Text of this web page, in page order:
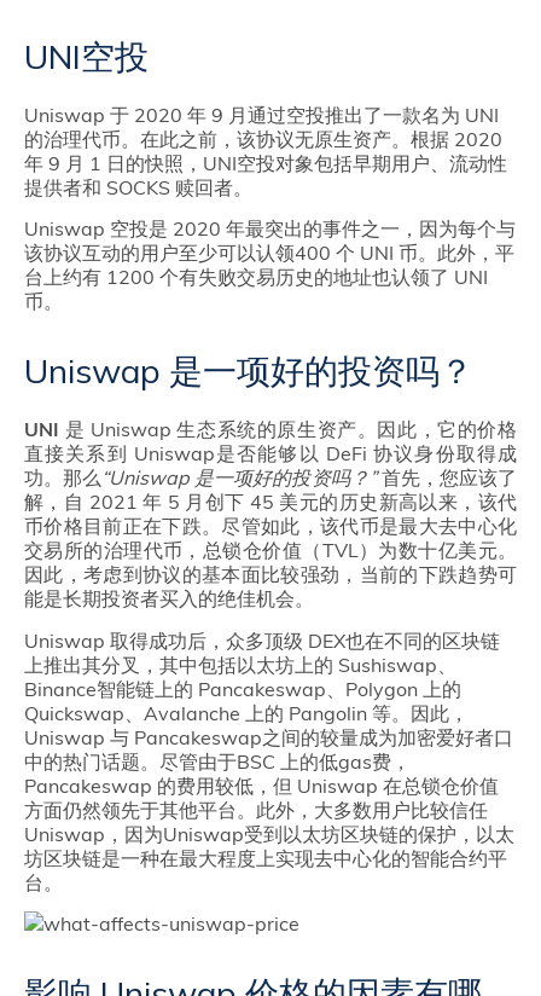
UNI空投
Uniswap 于 2020 年 9 月通过空投推出了一款名为 UNI
的治理代币。在此之前，该协议无原生资产。根据 2020
年 9 月 1 日的快照，UNI空投对象包括早期用户、流动性
提供者和 SOCKS 赎回者。
Uniswap 空投是 2020 年最突出的事件之一，因为每个与
该协议互动的用户至少可以认领400 个 UNI 币。此外，平
台上约有 1200 个有失败交易历史的地址也认领了 UNI
币。
Uniswap 是一项好的投资吗？
UNI 是 Uniswap 生态系统的原生资产。因此，它的价格
直接关系到 Uniswap是否能够以 DeFi 协议身份取得成
功。那么 “Uniswap 是一项好的投资吗？”首先，您应该了
解，自 2021 年 5 月创下 45 美元的历史新高以来，该代
币价格目前正在下跌。尽管如此，该代币是最大去中心化
交易所的治理代币，总锁仓价值（TVL）为数十亿美元。
因此，考虑到协议的基本面比较强劲，当前的下跌趋势可
能是长期投资者买入的绝佳机会。
Uniswap 取得成功后，众多顶级 DEX也在不同的区块链
上推出其分叉，其中包括以太坊上的 Sushiswap、
Binance智能链上的 Pancakeswap、Polygon 上的
Quickswap、Avalanche 上的 Pangolin 等。因此，
Uniswap 与 Pancakeswap之间的较量成为加密爱好者口
中的热门话题。尽管由于BSC 上的低gas费，
Pancakeswap 的费用较低，但 Uniswap 在总锁仓价值
方面仍然领先于其他平台。此外，大多数用户比较信任
Uniswap，因为Uniswap受到以太坊区块链的保护，以太
坊区块链是一种在最大程度上实现去中心化的智能合约平
台。